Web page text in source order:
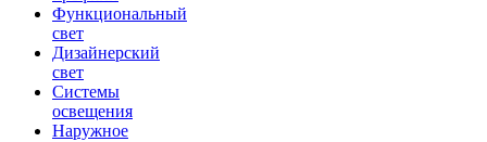
Функциональный
свет
Дизайнерский
свет
Системы
освещения
Наружное